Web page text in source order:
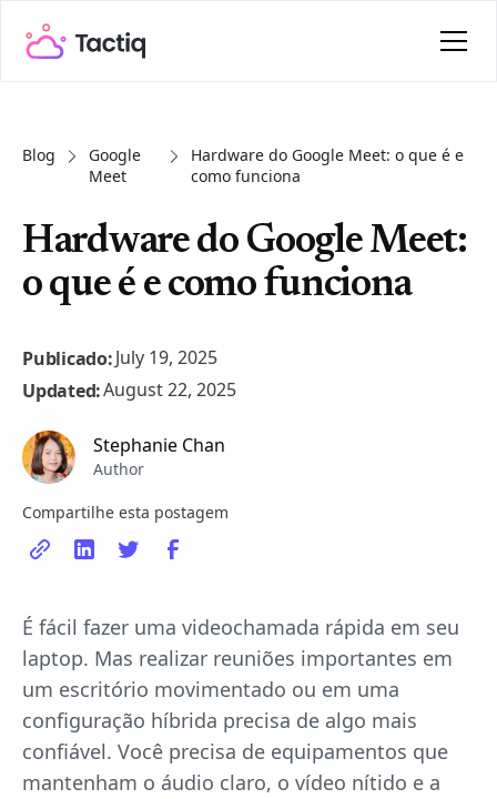
Blog
Google
Meet
Hardware do Google Meet: o que é e
como funciona
Hardware do Google Meet:
o que é e como funciona
Publicado:July 19, 2025
Updated:August 22, 2025
Stephanie Chan
Author
Compartilhe esta postagem
É fácil fazer uma videochamada rápida em seu
laptop. Mas realizar reuniões importantes em
um escritório movimentado ou em uma
configuração híbrida precisa de algo mais
confiável. Você precisa de equipamentos que
mantenham o áudio claro, o vídeo nítido e a